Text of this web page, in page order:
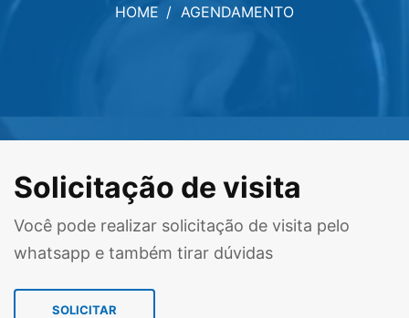
HOME AGENDAMENTO
Solicitação de visita
Você pode realizar solicitação de visita pelo
whatsapp e também tirar dúvidas
SOLICITAR